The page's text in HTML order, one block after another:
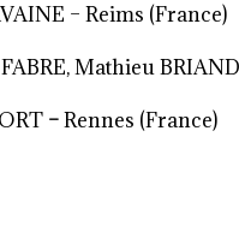
– Reims (France)
Mathieu
–Rennes (France)